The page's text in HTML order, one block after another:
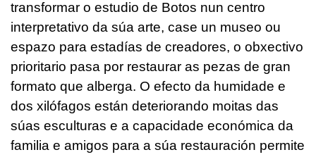
transformar o estudio de Botos nun centro
interpretativo da súa arte, case un museo ou
espazo para estadías de creadores, o obxectivo
prioritario pasa por restaurar as pezas de gran
formato que alberga. O efecto da humidade e
dos xilófagos están deteriorando moitas das
súas esculturas e a capacidade económica da
familia e amigos para a súa restauración permite